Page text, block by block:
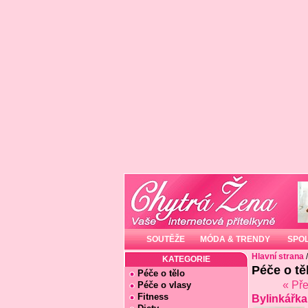
SOUTĚŽE MÓDA & TRENDY
KATEGORIE
Péče o tělo
Péče o vlasy
Fitness
Hlavní strana
Péče o
«